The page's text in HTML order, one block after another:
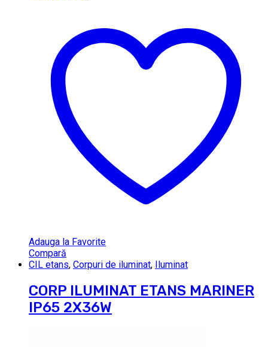
Adauga la Favorite
Compară
CIL etans, Corpuri de iluminat, Iluminat
CORP ILUMINAT ETANS MARINER
IP65 2X36W